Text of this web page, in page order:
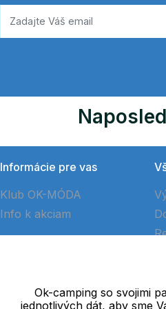
Informácie pre vas
Klub OK-MÓDA
Info k akciam
Ok-camping so svojimi
jednotlivých dát, aby sme